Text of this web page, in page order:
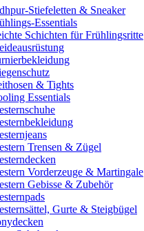
Stiefeletten & Sneaker
Essentials
Schichten für Frühlingsritte
& Tights
Essentials
Trensen & Zügel
Vorderzeuge & Martingale
Gebisse & Zubehör
Gurte & Steigbügel